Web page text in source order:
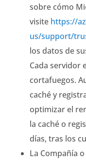
sobre cómo
visite https://
us/support/
los datos de
Cada servidor
cortafuegos.
caché y
optimizar el
la caché o
días, tras los
La Compañía